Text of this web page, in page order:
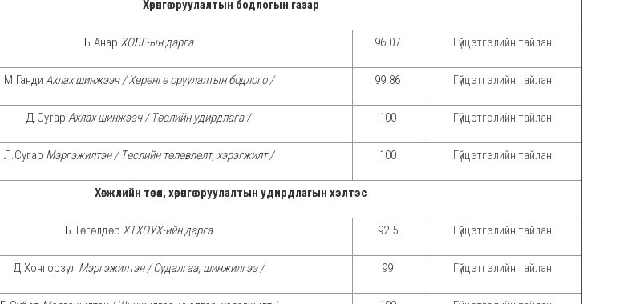
Хөрөнгө оруулалтын бодлогын газар
Б.Анар ХОБГ-ын дарга 96.07 Гүйцэтгэлийн тайлан
М.Ганди Ахлах шинжээч / Хөрөнгө оруулалтын бодлого / 99.86 Гүйцэтгэлийн тайлан
Д.Сугар Ахлах шинжээч / Төслийн удирдлага / 100 Гүйцэтгэлийн тайлан
Л.Сугар Мэргэжилтэн / Төслийн төлөвлөлт, хэрэгжилт / 100 Гүйцэтгэлийн тайлан
Хөгжлийн төсөл, хөрөнгө оруулалтын удирдлагын хэлтэс
Б.Төгөлдөр ХТХОУХ-ийн дарга 92.5 Гүйцэтгэлийн тайлан
Д.Хонгорзул Мэргэжилтэн / Судалгаа, шинжилгээ / 99 Гүйцэтгэлийн тайлан